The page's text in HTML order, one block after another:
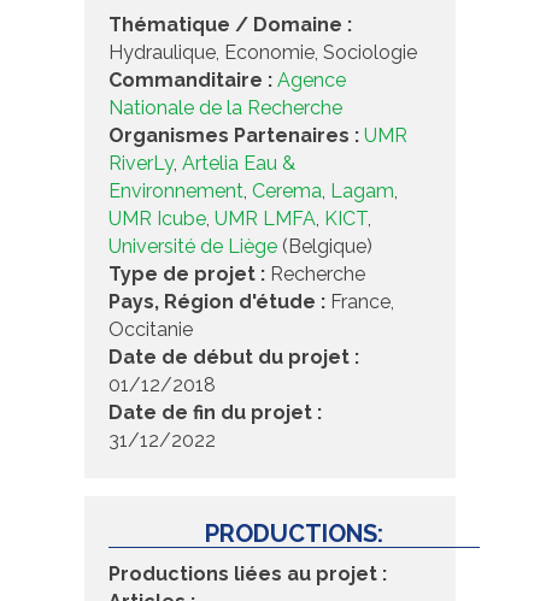
Thématique / Domaine :
Hydraulique, Economie, Sociologie
Commanditaire : Agence
Nationale de la Recherche
Organismes Partenaires : UMR
RiverLy, Artelia Eau &
Environnement, Cerema, Lagam,
UMR Icube, UMR LMFA, KICT,
Université de Liège (Belgique)
Type de projet : Recherche
Pays, Région d'étude : France,
Occitanie
Date de début du projet :
01/12/2018
Date de fin du projet :
31/12/2022
PRODUCTIONS:
Productions liées au projet :